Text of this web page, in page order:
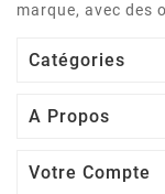
marque, avec des
Catégories
A Propos
Votre Compte